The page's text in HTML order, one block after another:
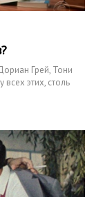
Грей, Тони
этих, столь